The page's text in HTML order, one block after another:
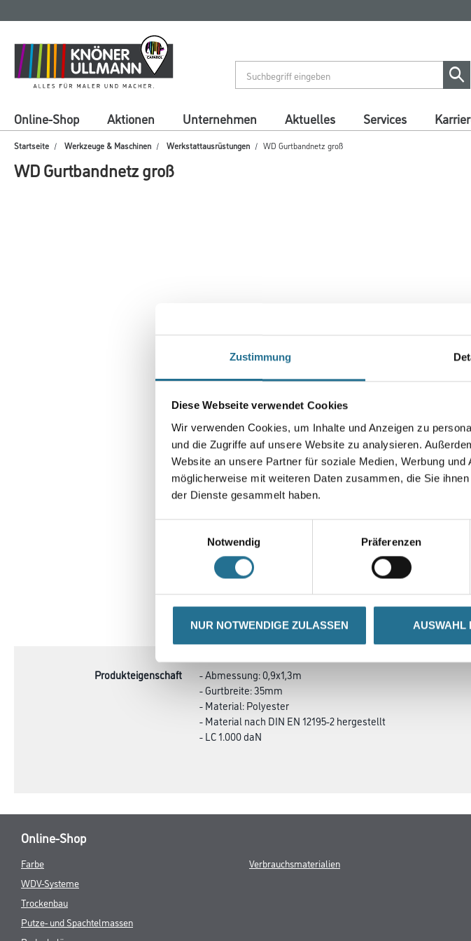
Zustimmung
Diese Webseite verwendet Cookies
Wir verwenden Cookies, um Inhalte und Anzeigen zu
und die Zugriffe auf unsere Website zu analysieren.
Website an unsere Partner für soziale Medien, Werbung
möglicherweise mit weiteren Daten zusammen, die Sie
der Dienste gesammelt haben.
Notwendig
Präferenzen
NUR NOTWENDIGE ZULASSEN AUSWAHL
springen
springen
Online-Shop Aktionen Unternehmen Aktuelles Services
Startseite Werkzeuge & Maschinen Werkstattausrüstungen WD Gurtbandnetz groß
WD Gurtbandnetz groß
CURRENT
TAB:
PRODUKTEIGENSCHAFTEN ZUSATZINFOS
Produkteigenschaft
- Abmessung: 0,9x1,3m
- Gurtbreite: 35mm
- Material: Polyester
- Material nach DIN EN 12195-2 hergestellt
- LC 1.000 daN
Online-Shop
Farbe
WDV-Systeme
Trockenbau
Putze- und Spachtelmassen
Verbrauchsmaterialien